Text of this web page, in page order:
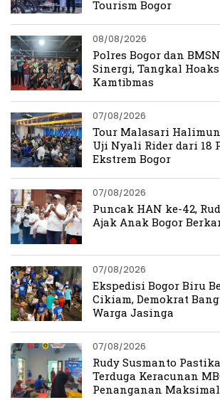
Tourism Bogor
08/08/2026
Polres Bogor dan
Sinergi, Tangkal
Kamtibmas
07/08/2026
Tour Malasari Halimun
Uji Nyali Rider dari 18
Ekstrem Bogor
07/08/2026
Puncak HAN ke-42,
Ajak Anak Bogor
07/08/2026
Ekspedisi Bogor Biru
Cikiam, Demokrat
Warga Jasinga
07/08/2026
Rudy Susmanto
Terduga Keracunan
Penanganan Maksimal